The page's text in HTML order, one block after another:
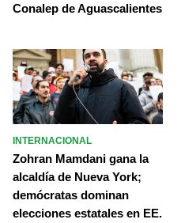
Conalep de Aguascalientes
INTERNACIONAL
Zohran Mamdani gana la
alcaldía de Nueva York;
demócratas dominan
elecciones estatales en EE.